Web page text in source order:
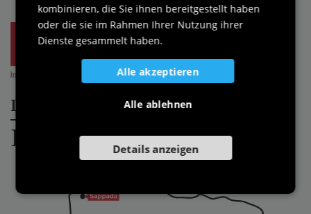
Die schönsten Dörfer Italiens in
Friuli Venezia Giulia
kombinieren, die Sie ihnen bereitgestellt haben
oder die sie im Rahmen Ihrer Nutzung ihrer
Dienste gesammelt haben.
Alle akzeptieren
Alle ablehnen
Details anzeigen